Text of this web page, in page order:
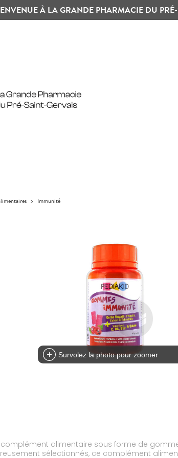
À LA GRANDE PHARMACIE DU
> Immunité
Survolez la photo pour zoomer
alimentaire sous forme de